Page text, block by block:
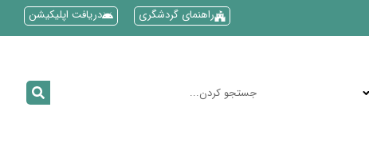
راهنمای گردشگری دریافت اپلیکیشن